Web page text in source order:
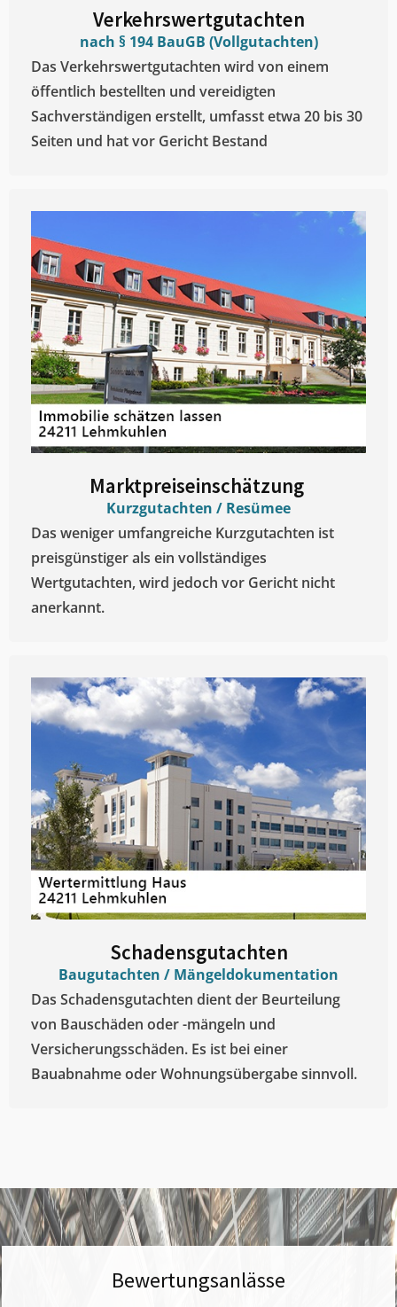
Verkehrswertgutachten
nach § 194 BauGB (Vollgutachten)
Das Verkehrswertgutachten wird von einem
öffentlich bestellten und vereidigten
Sachverständigen erstellt, umfasst etwa 20 bis 30
Seiten und hat vor Gericht Bestand
Marktpreiseinschätzung ​
Kurzgutachten / Resümee
Das weniger umfangreiche Kurzgutachten ist
preisgünstiger als ein vollständiges
Wertgutachten, wird jedoch vor Gericht nicht
anerkannt.
Schadensgutachten
Baugutachten / Mängeldokumentation
Das Schadensgutachten dient der Beurteilung
von Bauschäden oder -mängeln und
Versicherungsschäden. Es ist bei einer
Bauabnahme oder Wohnungsübergabe sinnvoll.
Bewertungsanlässe